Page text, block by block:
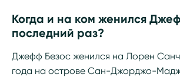
Когда и на ком женился
последний раз?
Джефф Безос женился на Лорен
года на острове Сан-Джорджо-